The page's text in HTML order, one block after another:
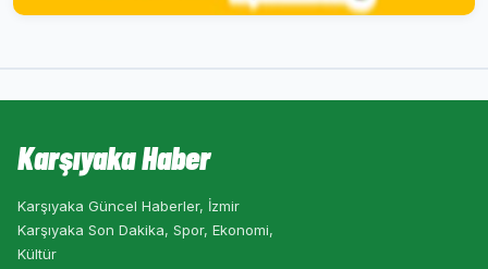
Karşıyaka Haber
Karşıyaka Güncel Haberler, İzmir
Karşıyaka Son Dakika, Spor, Ekonomi,
Kültür